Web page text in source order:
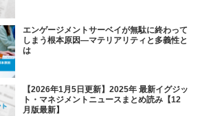
エンゲージメントサーベイが無駄に終わって
しまう根本原因―マテリアリティと多義性と
は
【2026年1月5日更新】2025年 最新イグジッ
ト・マネジメントニュースまとめ読み【12
月版最新】